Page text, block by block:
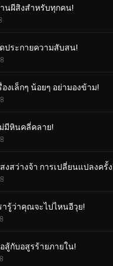
นผีสิงสำหรับทุกคน!
ประกายความสับสน!
องเล็กๆ น้อยๆ อย่ามองข้าม!
มีหินคลี่คลาย!
งสว่างจ้า การเปลี่ยนแปลงครั้
ารู้ว่าคุณจะไปไหนอีวุย!
สู้กับอสูรร้ายภายใน!